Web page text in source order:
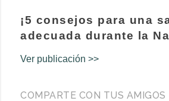
¡5 consejos para una
adecuada durante la
Ver publicación >>
COMPARTE CON TUS AMIGOS